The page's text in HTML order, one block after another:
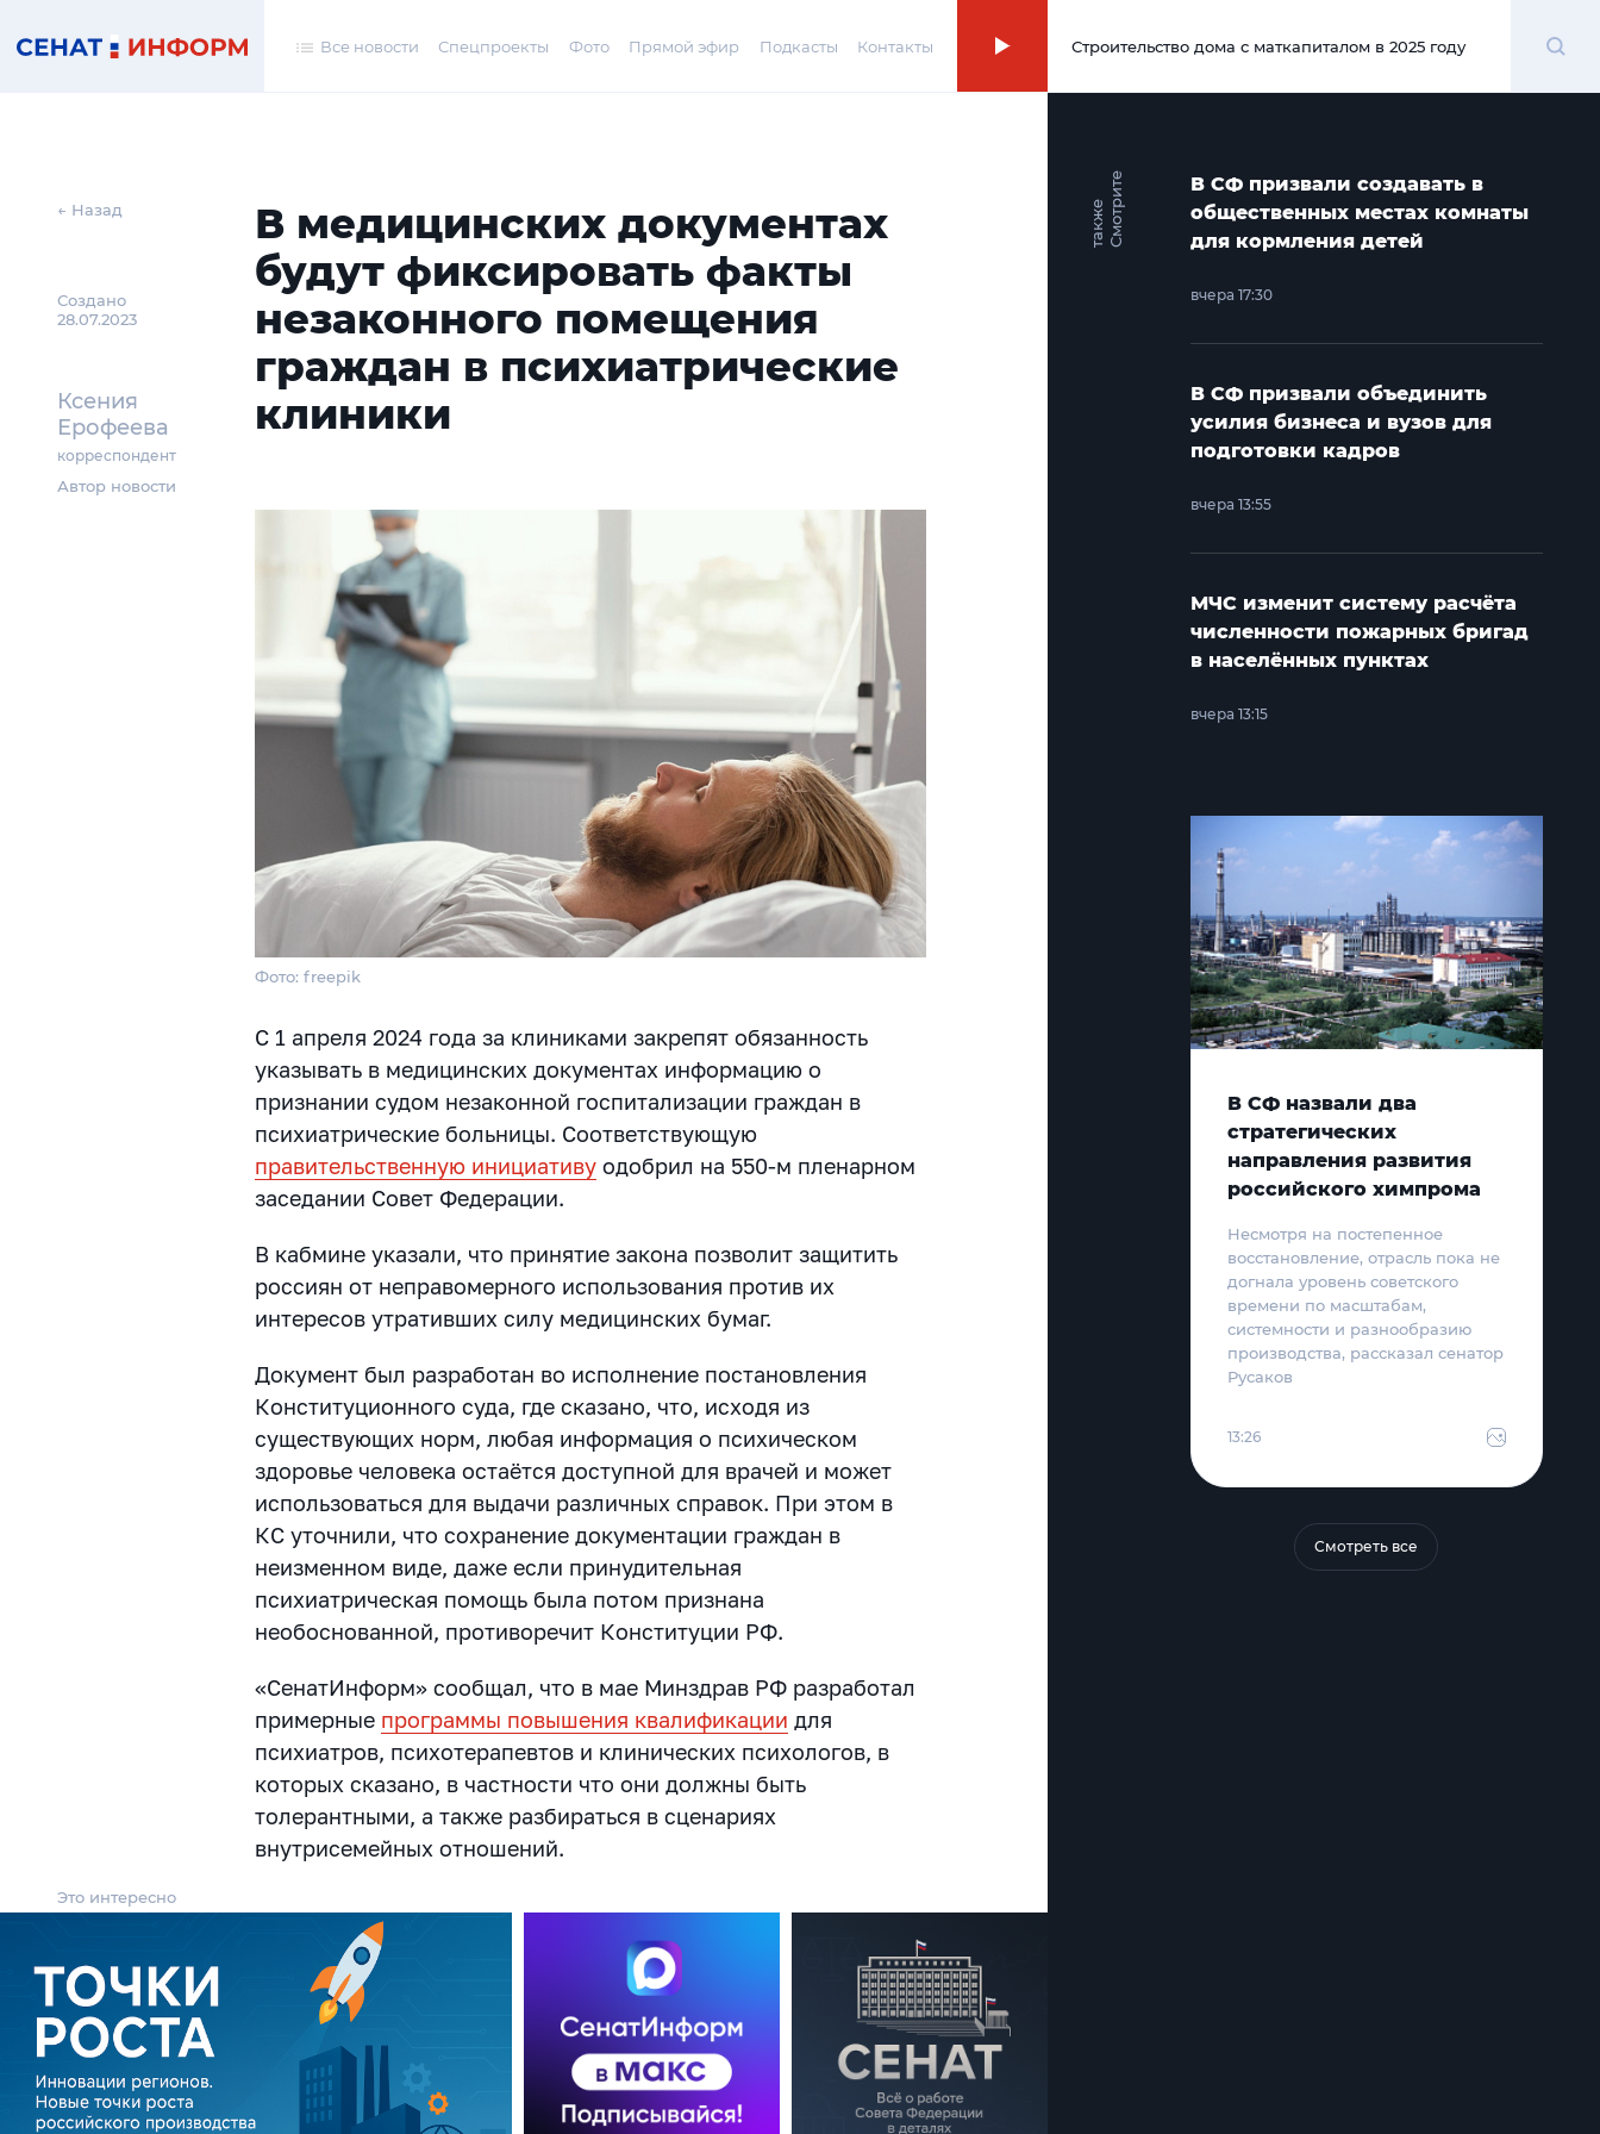
Все новости Спецпроекты Фото Прямой эфир Подкасты Контакты 00:00
Строительство дома с маткапиталом в 2025 году
← Назад
Создано
28.07.2023
Ксения
Ерофеева
корреспондент
Автор новости
В медицинских документах
будут фиксировать факты
незаконного помещения
граждан в психиатрические
клиники
Фото: freepik
С 1 апреля 2024 года за клиниками закрепят обязанность
указывать в медицинских документах информацию о
признании судом незаконной госпитализации граждан в
психиатрические больницы. Соответствующую
правительственную инициативу одобрил на 550-м пленарном
заседании Совет Федерации.
В кабмине указали, что принятие закона позволит защитить
россиян от неправомерного использования против их
интересов утративших силу медицинских бумаг.
Документ был разработан во исполнение постановления
Конституционного суда, где сказано, что, исходя из
существующих норм, любая информация о психическом
здоровье человека остаётся доступной для врачей и может
использоваться для выдачи различных справок. При этом в
КС уточнили, что сохранение документации граждан в
неизменном виде, даже если принудительная
психиатрическая помощь была потом признана
необоснованной, противоречит Конституции РФ.
«СенатИнформ» сообщал, что в мае Минздрав РФ разработал
примерные программы повышения квалификации для
психиатров, психотерапевтов и клинических психологов, в
которых сказано, в частности что они должны быть
толерантными, а также разбираться в сценариях
внутрисемейных отношений.
Это интересно
С
м
о
т
р и
т
е
т
а
к
ж
е
В СФ призвали создавать в
общественных местах комнаты
для кормления детей
вчера 17:30
В СФ призвали объединить
усилия бизнеса и вузов для
подготовки кадров
вчера 13:55
МЧС изменит систему расчёта
численности пожарных бригад
в населённых пунктах
вчера 13:15
В СФ назвали два
стратегических
направления развития
российского химпрома
Несмотря на постепенное
восстановление, отрасль пока не
догнала уровень советского
времени по масштабам,
системности и разнообразию
производства, рассказал сенатор
Русаков
13:26
Смотреть все